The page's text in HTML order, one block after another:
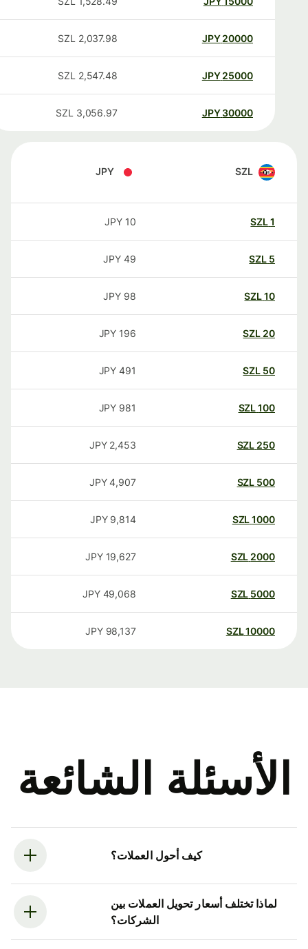
20000
JPY
2,037.98
SZL
25000
JPY
2,547.48
SZL
30000
JPY
3,056.97
SZL
SZL
JPY
SZL
JPY
SZL
49
JPY
SZL
98
JPY
20
SZL
196
JPY
50
SZL
491
JPY
100
SZL
981
JPY
250
SZL
2,453
JPY
500
SZL
4,907
JPY
1000
SZL
9,814
JPY
2000
SZL
19,627
JPY
5000
SZL
49,068
JPY
10000
SZL
98,137
JPY
الأسئلة الشائعة
كيف أحول العملات؟
لماذا تختلف أسعار تحويل العملات بين
الشركات؟